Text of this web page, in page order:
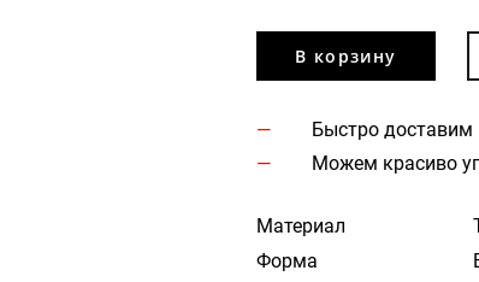
В корзину
Быстро доставим
Можем красиво
Материал
Форма